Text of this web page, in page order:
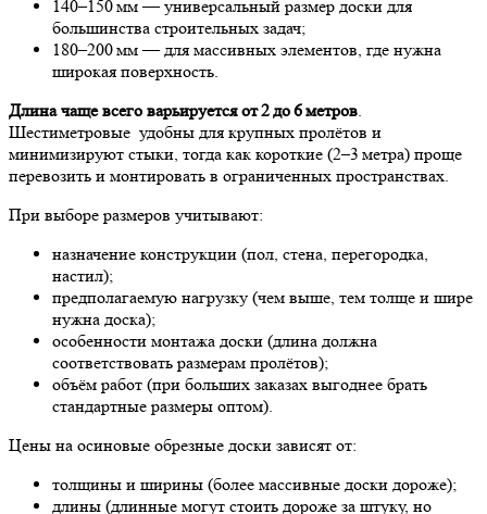
140–150 мм — универсальный размер доски для
большинства строительных задач;
180–200 мм — для массивных элементов, где нужна
широкая поверхность.
Длина чаще всего варьируется от 2 до 6 метров.
Шестиметровые удобны для крупных пролётов и
минимизируют стыки, тогда как короткие (2–3 метра) проще
перевозить и монтировать в ограниченных пространствах.
При выборе размеров учитывают:
назначение конструкции (пол, стена, перегородка,
настил);
предполагаемую нагрузку (чем выше, тем толще и шире
нужна доска);
особенности монтажа доски (длина должна
соответствовать размерам пролётов);
объём работ (при больших заказах выгоднее брать
стандартные размеры оптом).
Цены на осиновые обрезные доски зависят от:
толщины и ширины (более массивные доски дороже);
длины (длинные могут стоить дороже за штуку, но